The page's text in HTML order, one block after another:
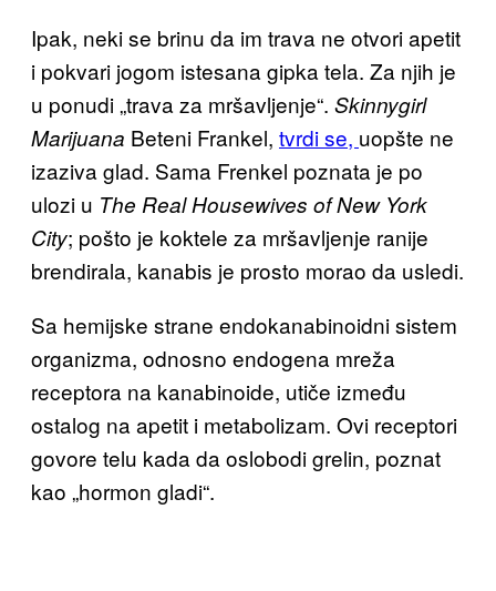
Ipak, neki se brinu da im trava ne otvori apetit
i pokvari jogom istesana gipka tela. Za njih je
u ponudi „trava za mršavljenje“. Skinnygirl
Marijuana Beteni Frankel, tvrdi se, uopšte ne
izaziva glad. Sama Frenkel poznata je po
ulozi u The Real Housewives of New York
City; pošto je koktele za mršavljenje ranije
brendirala, kanabis je prosto morao da usledi.
Sa hemijske strane endokanabinoidni sistem
organizma, odnosno endogena mreža
receptora na kanabinoide, utiče između
ostalog na apetit i metabolizam. Ovi receptori
govore telu kada da oslobodi grelin, poznat
kao „hormon gladi“.